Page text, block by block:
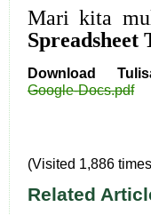
Mari kita
Download
Google-Docs.pdf
(Visited 1,886
Related